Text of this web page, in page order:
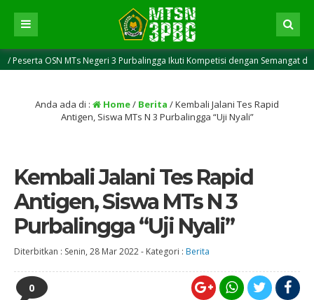
OSN MTs Negeri 3 Purbalingga Ikuti Kompetisi dengan Semangat dan
Anda ada di : Home/ Berita /Kembali Jalani Tes Rapid
Antigen, Siswa MTs N 3 Purbalingga “Uji Nyali”
Kembali Jalani Tes Rapid
Antigen, Siswa MTs N 3
Purbalingga “Uji Nyali”
Diterbitkan : Senin, 28 Mar 2022- Kategori : Berita
0